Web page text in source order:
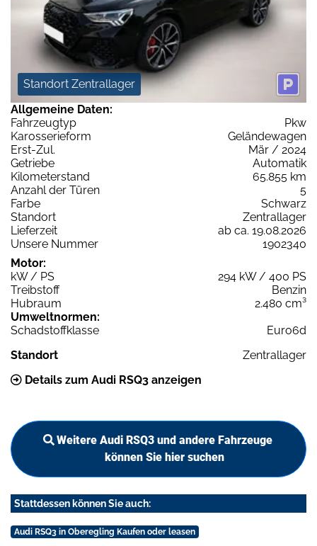
Standort Zentrallager
Allgemeine Daten:
Fahrzeugtyp
Pkw
Karosserieform
Geländewagen
Erst-Zul.
Mär / 2024
Getriebe
Automatik
Kilometerstand
65.855 km
Anzahl der Türen
5
Farbe
Schwarz
Standort
Zentrallager
Lieferzeit
ab ca. 19.08.2026
Unsere Nummer
1902340
Motor:
kW / PS
294 kW / 400 PS
Treibstoff
Benzin
Hubraum
2.480 cm³
Umweltnormen:
Schadstoffklasse
Euro6d
Standort
Zentrallager
Details zum Audi RSQ3 anzeigen
Weitere Audi RSQ3 und andere Fahrzeuge
können Sie hier suchen
Stattdessen können Sie auch:
Audi RSQ3 in Oberegling Kaufen oder leasen